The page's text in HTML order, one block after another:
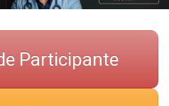
Participante